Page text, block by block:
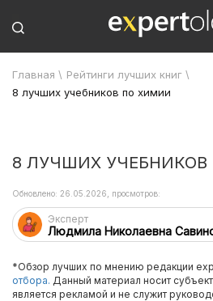
Главная \ Рейтинги лучших книг \
8 лучших учебников по химии
8 ЛУЧШИХ
Эксперт
Людмила Николаевна
Обновлено: 26.05.2026, просмотров:
*Обзор лучших по мнению редакции
отбора. Данный материал носит
является рекламой и не служит